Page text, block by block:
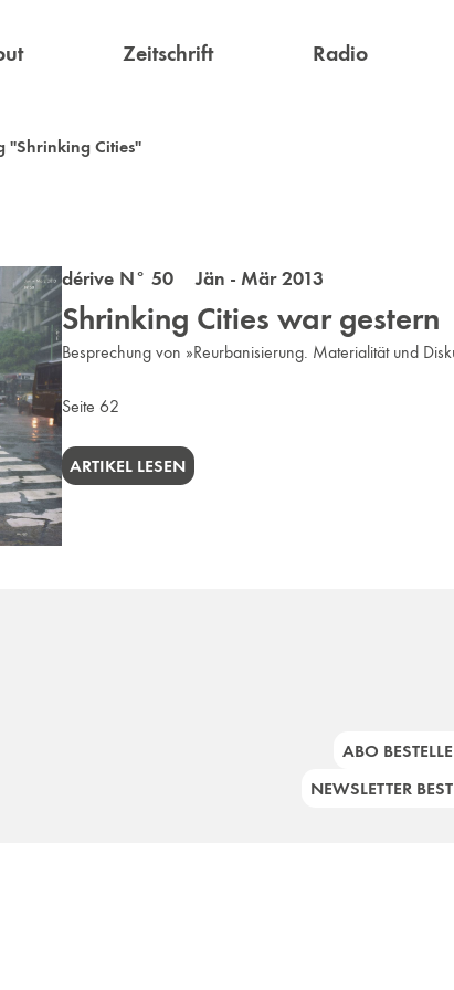
Zeitschrift Radio
"Shrinking Cities"
dérive N° 50 Jän - Mär 2013
Shrinking Cities war gestern
Besprechung von »Reurbanisierung. Materialität und
Seite 62
ARTIKEL LESEN
ABO
NEWSLETTER